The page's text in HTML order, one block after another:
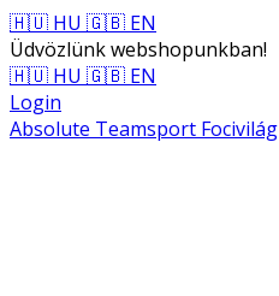
🇭🇺 HU 🇬🇧 EN
Üdvözlünk webshopunkban!
🇭🇺 HU 🇬🇧 EN
Login
Absolute Teamsport Focivilág